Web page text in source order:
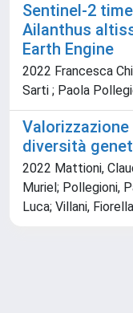
Sentinel-2
Ailanthus
Earth Engine
2022 Francesca
Sarti ; Paola
diversità
2022 Mattioni,
Muriel; Pollegioni,
Luca; Villani, Fiorella